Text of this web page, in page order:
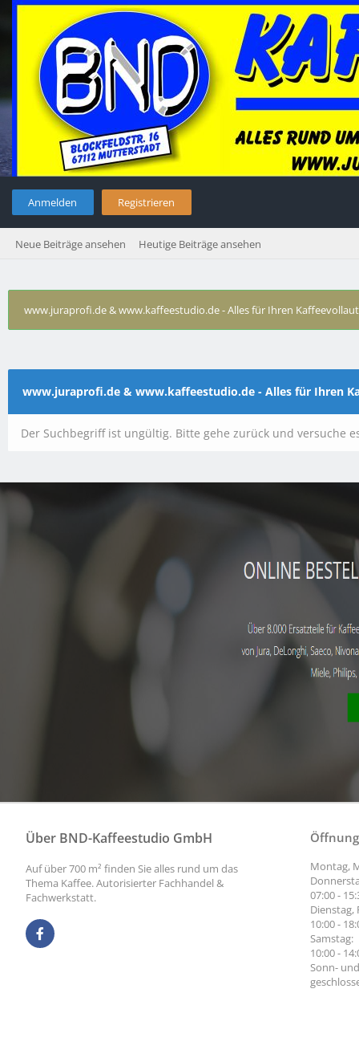
Anmelden Registrieren
Neue Beiträge ansehen Heutige Beiträge ansehen
www.juraprofi.de & www.kaffeestudio.de - Alles für Ihren
www.juraprofi.de & www.kaffeestudio.de - Alles für Ihren
Der Suchbegriff ist ungültig. Bitte gehe zurück und versuche
Über BND-Kaffeestudio GmbH
Auf über 700 m² finden Sie alles rund um das
Thema Kaffee. Autorisierter Fachhandel &
Fachwerkstatt.
Montag,
07:00 -
Dienstag,
10:00 -
Samstag:
10:00 -
Sonn-